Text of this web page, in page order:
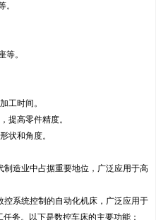
。
等。
工时间。
提高零件精度。
状和角度。
制造业中占据重要地位，广泛应用于高
系统控制的自动化机床，广泛应用于
务。以下是数控车床的主要功能：